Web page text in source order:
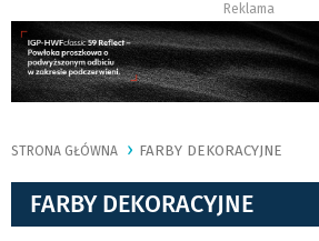
Reklama
STRONA GŁÓWNA FARBY DEKORACYJNE
FARBY DEKORACYJNE